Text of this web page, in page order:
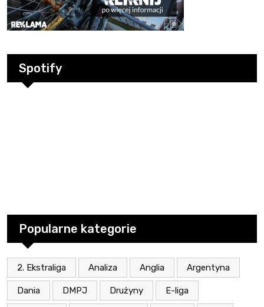
Spotify
Popularne kategorie
2. Ekstraliga Analiza Anglia Argentyna
Dania DMPJ Drużyny E-liga